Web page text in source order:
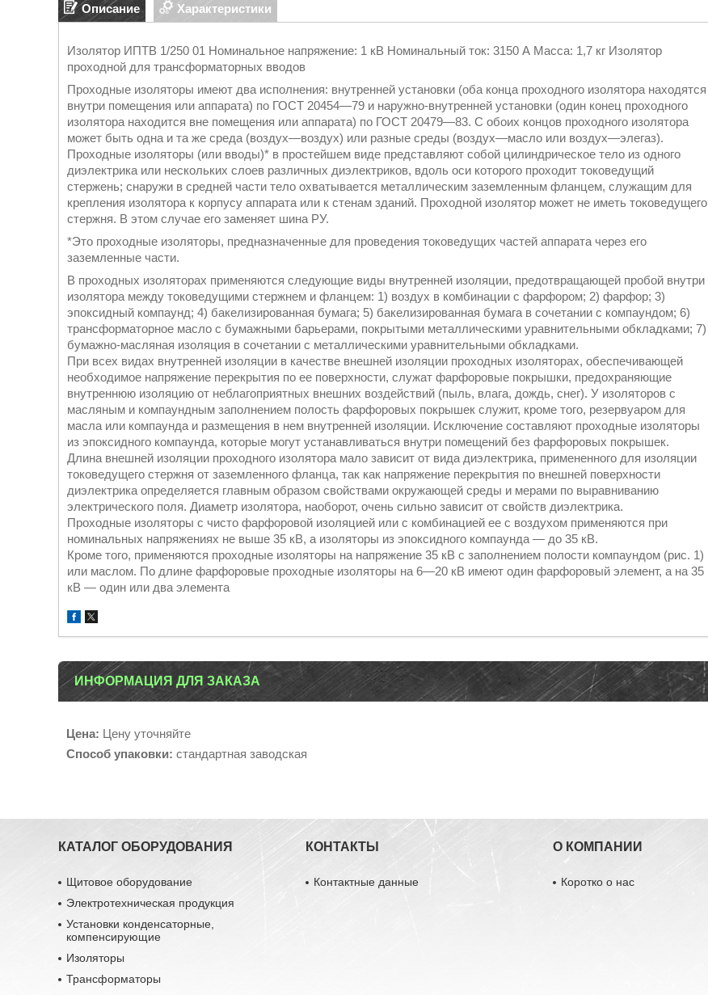
Описание Характеристики
Изолятор ИПТВ 1/250 01 Номинальное напряжение: 1 кВ Номинальный ток: 3150 А Масса: 1,7 кг Изолятор
проходной для трансформаторных вводов
Проходные изоляторы имеют два исполнения: внутренней установки (оба конца проходного изолятора находятся
внутри помещения или аппарата) по ГОСТ 20454—79 и наружно-внутренней установки (один конец проходного
изолятора находится вне помещения или аппарата) по ГОСТ 20479—83. С обоих концов проходного изолятора
может быть одна и та же среда (воздух—воздух) или разные среды (воздух—масло или воздух—элегаз).
Проходные изоляторы (или вводы)* в простейшем виде представляют собой цилиндрическое тело из одного
диэлектрика или нескольких слоев различных диэлектриков, вдоль оси которого проходит токоведущий
стержень; снаружи в средней части тело охватывается металлическим заземленным фланцем, служащим для
крепления изолятора к корпусу аппарата или к стенам зданий. Проходной изолятор может не иметь токоведущего
стержня. В этом случае его заменяет шина РУ.
*Это проходные изоляторы, предназначенные для проведения токоведущих частей аппарата через его
заземленные части.
В проходных изоляторах применяются следующие виды внутренней изоляции, предотвращающей пробой внутри
изолятора между токоведущими стержнем и фланцем: 1) воздух в комбинации с фарфором; 2) фарфор; 3)
эпоксидный компаунд; 4) бакелизированная бумага; 5) бакелизированная бумага в сочетании с компаундом; 6)
трансформаторное масло с бумажными барьерами, покрытыми металлическими уравнительными обкладками; 7)
бумажно-масляная изоляция в сочетании с металлическими уравнительными обкладками.
При всех видах внутренней изоляции в качестве внешней изоляции проходных изоляторах, обеспечивающей
необходимое напряжение перекрытия по ее поверхности, служат фарфоровые покрышки, предохраняющие
внутреннюю изоляцию от неблагоприятных внешних воздействий (пыль, влага, дождь, снег). У изоляторов с
масляным и компаундным заполнением полость фарфоровых покрышек служит, кроме того, резервуаром для
масла или компаунда и размещения в нем внутренней изоляции. Исключение составляют проходные изоляторы
из эпоксидного компаунда, которые могут устанавливаться внутри помещений без фарфоровых покрышек.
Длина внешней изоляции проходного изолятора мало зависит от вида диэлектрика, примененного для изоляции
токоведущего стержня от заземленного фланца, так как напряжение перекрытия по внешней поверхности
диэлектрика определяется главным образом свойствами окружающей среды и мерами по выравниванию
электрического поля. Диаметр изолятора, наоборот, очень сильно зависит от свойств диэлектрика.
Проходные изоляторы с чисто фарфоровой изоляцией или с комбинацией ее с воздухом применяются при
номинальных напряжениях не выше 35 кВ, а изоляторы из эпоксидного компаунда — до 35 кВ.
Кроме того, применяются проходные изоляторы на напряжение 35 кВ с заполнением полости компаундом (рис. 1)
или маслом. По длине фарфоровые проходные изоляторы на 6—20 кВ имеют один фарфоровый элемент, а на 35
кВ — один или два элемента
ИНФОРМАЦИЯ ДЛЯ ЗАКАЗА
Цена: Цену уточняйте
Способ упаковки: стандартная заводская
КАТАЛОГ ОБОРУДОВАНИЯ
Щитовое оборудование
Электротехническая продукция
Установки конденсаторные,
компенсирующие
Изоляторы
Трансформаторы
КОНТАКТЫ
Контактные данные
О КОМПАНИИ
Коротко о нас